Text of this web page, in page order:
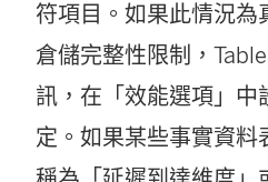
符項目。如果此情況為
倉儲完整性限制，
訊，在「效能選項」中
定。如果某些事實資料